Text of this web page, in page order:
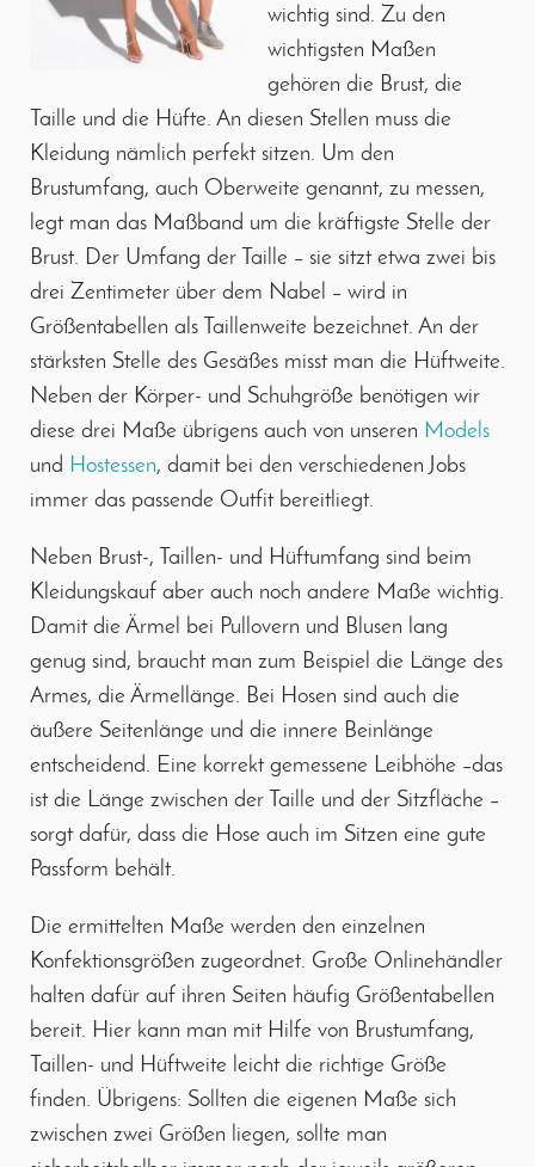
wichtig sind. Zu den
wichtigsten Maßen
gehören die Brust, die
Taille und die Hüfte. An diesen Stellen muss die
Kleidung nämlich perfekt sitzen. Um den
Brustumfang, auch Oberweite genannt, zu messen,
legt man das Maßband um die kräftigste Stelle der
Brust. Der Umfang der Taille – sie sitzt etwa zwei bis
drei Zentimeter über dem Nabel – wird in
Größentabellen als Taillenweite bezeichnet. An der
stärksten Stelle des Gesäßes misst man die Hüftweite.
Neben der Körper- und Schuhgröße benötigen wir
diese drei Maße übrigens auch von unseren Models
und Hostessen, damit bei den verschiedenen Jobs
immer das passende Outfit bereitliegt.
Neben Brust-, Taillen- und Hüftumfang sind beim
Kleidungskauf aber auch noch andere Maße wichtig.
Damit die Ärmel bei Pullovern und Blusen lang
genug sind, braucht man zum Beispiel die Länge des
Armes, die Ärmellänge. Bei Hosen sind auch die
äußere Seitenlänge und die innere Beinlänge
entscheidend. Eine korrekt gemessene Leibhöhe –das
ist die Länge zwischen der Taille und der Sitzfläche –
sorgt dafür, dass die Hose auch im Sitzen eine gute
Passform behält.
Die ermittelten Maße werden den einzelnen
Konfektionsgrößen zugeordnet. Große Onlinehändler
halten dafür auf ihren Seiten häufig Größentabellen
bereit. Hier kann man mit Hilfe von Brustumfang,
Taillen- und Hüftweite leicht die richtige Größe
finden. Übrigens: Sollten die eigenen Maße sich
zwischen zwei Größen liegen, sollte man